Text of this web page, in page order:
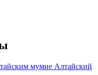
мумие Алтайский